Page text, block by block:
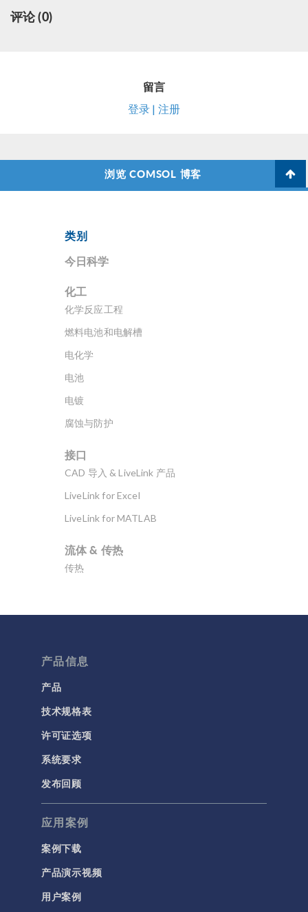
评论 (0)
留言
登录 | 注册
浏览 COMSOL 博客
类别
今日科学
化工
化学反应工程
燃料电池和电解槽
电化学
电池
电镀
腐蚀与防护
接口
CAD 导入 & LiveLink 产品
LiveLink for Excel
LiveLink for MATLAB
流体 & 传热
传热
多孔介质流动
流体流动颗粒跟踪
电磁学
RF 与微波工程
低频电磁学
半导体器件
带电粒子追踪
波动光学
等离子体物理
科学新闻
产品信息
产品
技术规格表
许可证选项
系统要求
发布回顾
应用案例
案例下载
产品演示视频
用户案例